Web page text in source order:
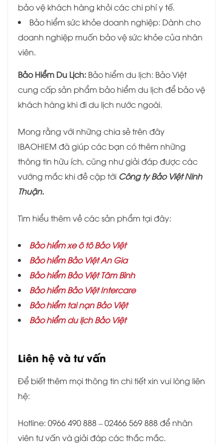
bảo vệ khách hàng khỏi các chi phí y tế.
Bảo hiểm sức khỏe doanh nghiệp: Dành cho
doanh nghiệp muốn bảo vệ sức khỏe của nhân
viên.
Bảo Hiểm Du Lịch: Bảo hiểm du lịch: Bảo Việt
cung cấp sản phẩm bảo hiểm du lịch để bảo vệ
khách hàng khi đi du lịch nước ngoài.
Mong rằng với những chia sẻ trên đây
IBAOHIEM đã giúp các bạn có thêm những
thông tin hữu ích, cũng như giải đáp được các
vướng mắc khi đề cập tới Công ty Bảo Việt Ninh
Thuận.
Tìm hiểu thêm về các sản phẩm tại đây:
Bảo hiểm xe ô tô Bảo Việt
Bảo hiểm Bảo Việt An Gia
Bảo hiểmBảo Việt Tâm Bình
Bảo hiểm Bảo Việt Intercare
Bảo hiểm tai nạn Bảo Việt
Bảo hiểm du lịch Bảo Việt
Liên hệ và tư vấn
Để biết thêm mọi thông tin chi tiết xin vui lòng liên
hệ:
Hotline: 0966 490 888 – 02466 569 888 để nhân
viên tư vấn và giải đáp các thắc mắc.